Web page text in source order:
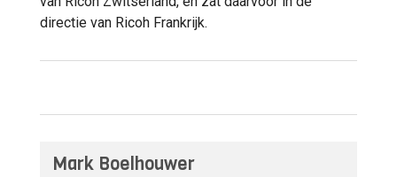
directie van Ricoh Frankrijk.
Mark Boelhouwer